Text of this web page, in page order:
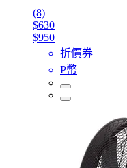
(8)
$630
$950
折價券
P幣